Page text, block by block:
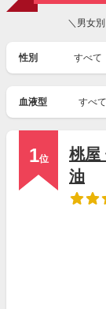
＼男女
性別 すべて
血液型 すべて
1位
桃屋
油